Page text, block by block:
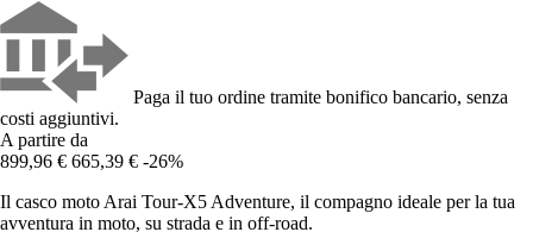
Paga il tuo ordine tramite bonifico bancario, senza
costi aggiuntivi.
A partire da
899,96 € 665,39 € -26%
Il casco moto Arai Tour-X5 Adventure, il compagno ideale per la tua
avventura in moto, su strada e in off-road.